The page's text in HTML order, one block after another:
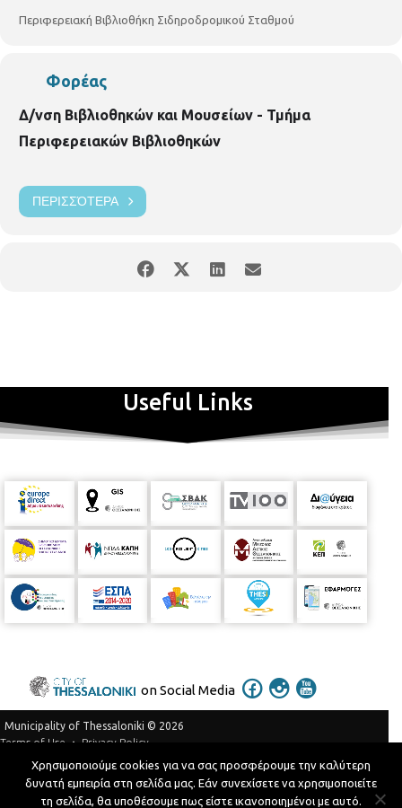
Περιφερειακή Βιβλιοθήκη Σιδηροδρομικού Σταθμού
Φορέας
Δ/νση Βιβλιοθηκών και Μουσείων - Τμήμα
Περιφερειακών Βιβλιοθηκών
ΠΕΡΙΣΣΌΤΕΡΑ
Useful Links
on Social Media
Municipality of Thessaloniki © 2026
Terms of Use
Privacy Policy
Telephone Catalog
Developed byMyCompany Projects
Χρησιμοποιούμε cookies για να σας προσφέρουμε την καλύτερη
δυνατή εμπειρία στη σελίδα μας. Εάν συνεχίσετε να χρησιμοποιείτε
τη σελίδα, θα υποθέσουμε πως είστε ικανοποιημένοι με αυτό.